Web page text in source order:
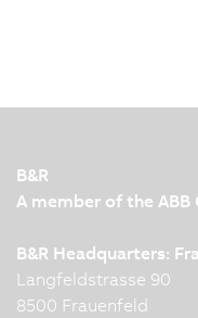
B&R
A member of the ABB
B&R Headquarters:
Langfeldstrasse 90
8500 Frauenfeld